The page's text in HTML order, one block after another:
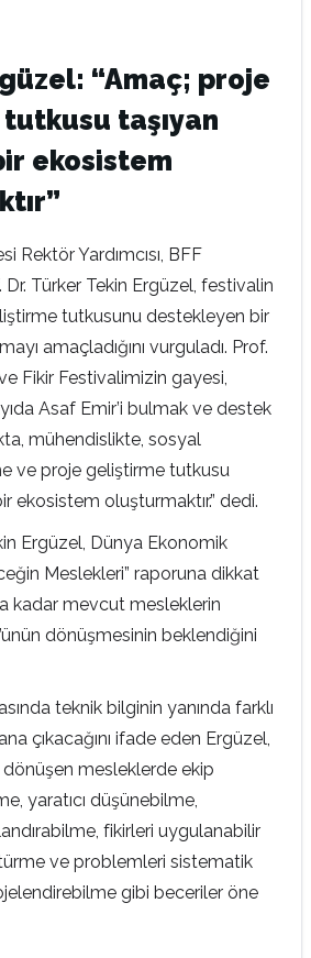
“Amaç; proje
taşıyan
ekosistem
Rektör Yardımcısı, BFF
Türker Tekin Ergüzel, festivalin
tutkusunu destekleyen bir
amaçladığını vurguladı. Prof.
Fikir Festivalimizin gayesi,
Asaf Emir’i bulmak ve destek
mühendislikte, sosyal
ve proje geliştirme tutkusu
ekosistem oluşturmaktır.” dedi.
Ergüzel, Dünya Ekonomik
Meslekleri” raporuna dikkat
kadar mevcut mesleklerin
dönüşmesinin beklendiğini
teknik bilginin yanında farklı
çıkacağını ifade eden Ergüzel,
dönüşen mesleklerde ekip
yaratıcı düşünebilme,
fikirleri uygulanabilir
ve problemleri sistematik
gibi beceriler öne